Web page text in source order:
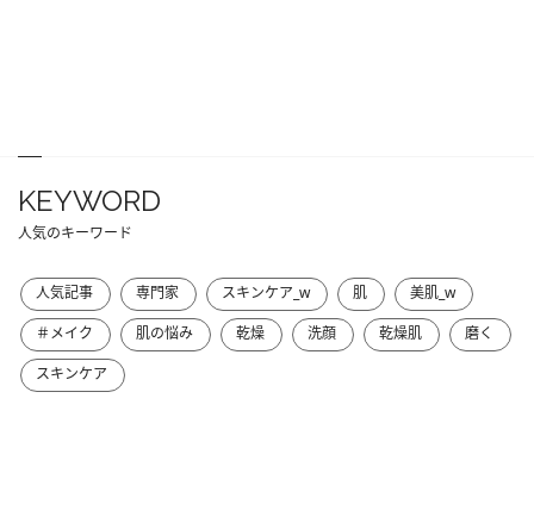
KEYWORD
人気のキーワード
人気記事 専門家 スキンケア_w 肌
美肌_w
＃メイク
肌の悩み 乾燥 洗顔 乾燥肌
磨く
スキンケア